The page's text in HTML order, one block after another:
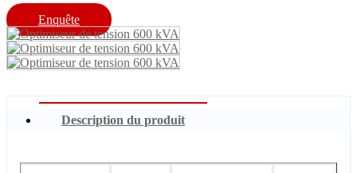
Enquête
Description du produit